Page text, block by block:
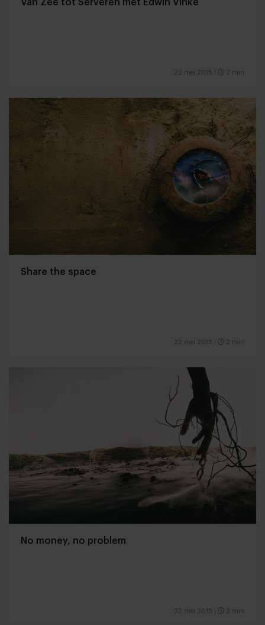
Van Zee tot Serveren met Edwin Vinke
22 mei 2015 2 min
Share the space
22 mei 2015 2 min
No money, no problem
22 mei 2015 2 min